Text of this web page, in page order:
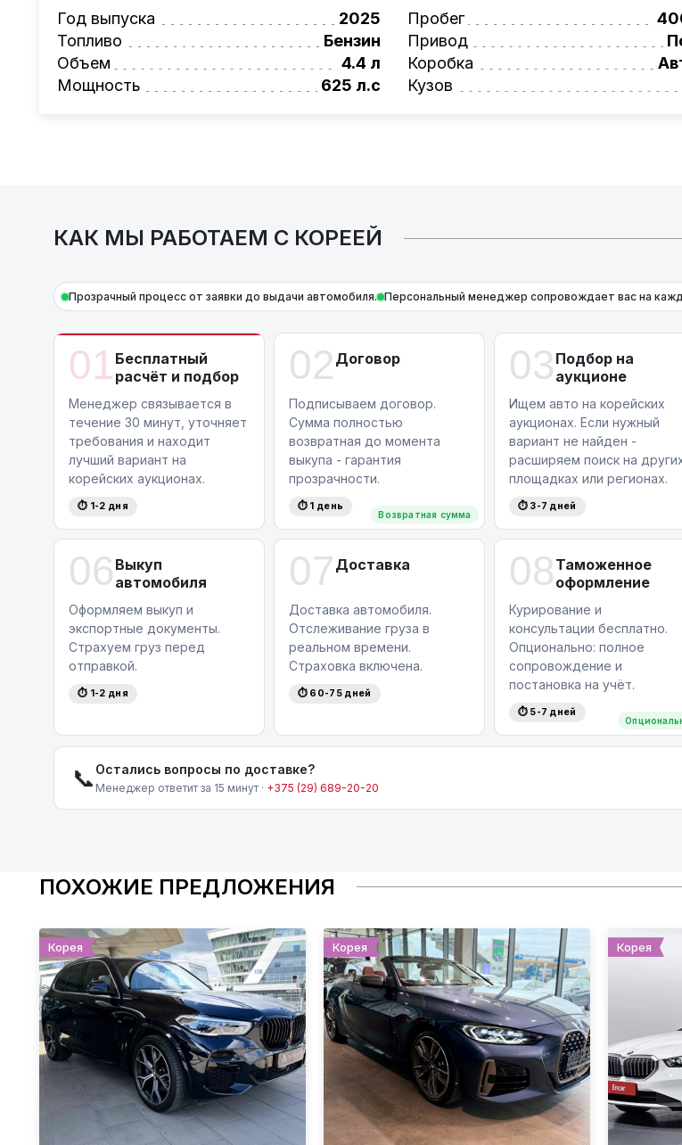
Также, для граждан РБ действует
лизинговая программа на НОВЫЕ
Условия и подробности можно узнать по номеру:+375 (29) 689-20-20
AutoCapital
– просто доверьте работу профессионалам!
Год выпуска
2025
Топливо
Бензин
Объем
4.4 л
Мощность
625 л.с
Пробег
Привод
Коробка
Кузов
КАК МЫ РАБОТАЕМ С КОРЕЕЙ
Прозрачный процесс от заявки до выдачи автомобиля. Персональный менеджер сопровождает вас на
01 Бесплатный
расчёт и подбор
Менеджер связывается в
течение 30 минут, уточняет
требования и находит
лучший вариант на
корейских аукционах.
⏱ 1-2 дня
02 Договор
Возвратная сумма
Подписываем договор.
Сумма полностью
возвратная до момента
выкупа - гарантия
прозрачности.
⏱ 1 день
03 Подбор на
аукционе
Ищем авто на корейских
аукционах. Если нужный
вариант не найден -
расширяем поиск на
площадках или регионах.
⏱ 3-7 дней
06 Выкуп
автомобиля
Оформляем выкуп и
экспортные документы.
Страхуем груз перед
отправкой.
⏱ 1-2 дня
07 Доставка
Доставка автомобиля.
Отслеживание груза в
реальном времени.
Страховка включена.
⏱ 60-75 дней
08 Таможенное
оформление
Курирование и
консультации бесплатно.
Опционально: полное
сопровождение и
постановка на учёт.
⏱ 5-7 дней
📞 Остались вопросы по доставке?
Менеджер ответит за 15 минут · +375 (29) 689-20-20
ПОХОЖИЕ ПРЕДЛОЖЕНИЯ
Корея Корея Корея